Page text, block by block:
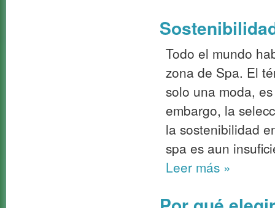
Todo el mundo
zona de Spa. El
solo una moda,
embargo, la
la sostenibilidad
spa es aun
Leer más »